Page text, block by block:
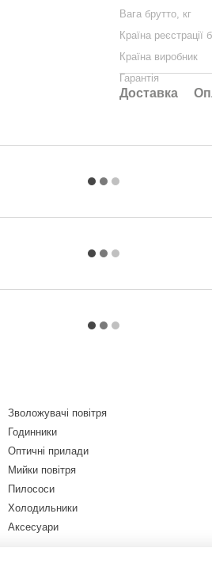
Вага брутто, кг
Країна реєстрації
Країна виробник
Гарантія
Доставка
Зволожувачі повітря
Годинники
Оптичні прилади
Мийки повітря
Пилососи
Холодильники
Аксесуари